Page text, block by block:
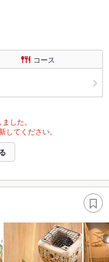
コース
した。
てください。